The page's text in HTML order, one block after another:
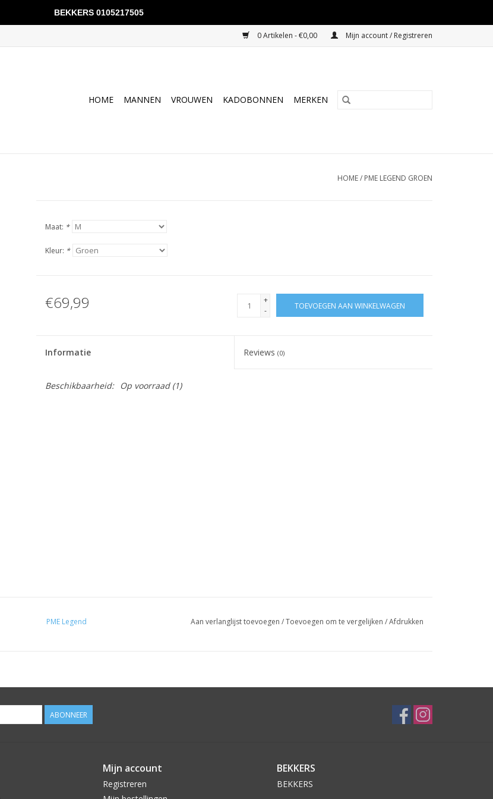
0 Artikelen - €0,00 Mijn account / Registreren
HOME MANNEN VROUWEN KADOBONNEN MERKEN
HOME/ PME LEGEND GROEN
Maat: *
Kleur: *
€69,99
+
-
TOEVOEGEN AAN WINKELWAGEN
Informatie Reviews(0)
Beschikbaarheid: Op voorraad(1)
PME Legend Aan verlanglijst toevoegen /Toevoegen om te vergelijken /Afdrukken
ABONNEER
Mijn account
Registreren
BEKKERS
BEKKERS
BEKKERS 0105217505